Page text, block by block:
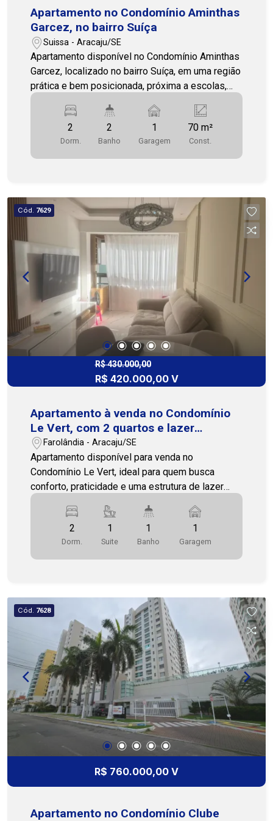
Apartamento no Condomínio Aminthas
Garcez, no bairro Suíça
Suissa - Aracaju/SE
Apartamento disponível no Condomínio Aminthas
Garcez, localizado no bairro Suíça, em uma região
prática e bem posicionada, próxima a escolas,
conveniências que facilitam a rotina. Com 70m² e
posição solar Leste, o imóvel possui uma planta
bem distribuída, oferecendo conforto e
funcionalidade para o dia a dia. A unidade dispõe
ambientes práticos e bem aproveitados. O
condomínio conta com portaria, e o imóvel possui
1 vaga de garagem, trazendo mais comodidade e
segurança para os moradores. Uma boa opção
para quem busca morar em uma localização
acessível, com praticidade e conforto. Agende
uma visita e conheça de perto essa oportunidade.
Nossa equipe está pronta para te atender. Cohab
Premium Imobiliária - PJ 208 (79) 3231-3231
2
Dorm.
2
Banho
1
Garagem
70 m²
Const.
Cód. 7629
R$ 430.000,00
R$ 420.000,00 V
Apartamento à venda no Condomínio
Le Vert, com 2 quartos e lazer
completo
Farolândia - Aracaju/SE
Apartamento disponível para venda no
Condomínio Le Vert, ideal para quem busca
conforto, praticidade e uma estrutura de lazer
completa para o dia a dia. Com 57m² e posição
solar norte/oeste, o imóvel possui ambientes
bem distribuídos, oferecendo funcionalidade e
aconchego para a rotina. O apartamento dispõe
de 2 quartos, sendo 1 suíte, banheiro social, sala
comodidade para os moradores. O condomínio
oferece uma boa estrutura de lazer, com
brinquedoteca, salão de festas, salão de jogos,
piscina adulto e infantil, quadra, parque infantil e
academia, proporcionando conforto e opções de
lazer para toda a família. Uma ótima oportunidade
para quem deseja comprar um imóvel funcional,
bem distribuído e em condomínio com lazer.
Agende uma visita e conheça de perto essa
oportunidade, nossa equipe está pronta para te
atender. Cohab Premium Imobiliária - PJ 208
(79)3231-3231
2
Dorm.
1
Suite
1
Banho
1
Garagem
Cód. 7628
R$ 760.000,00 V
Apartamento no Condomínio Clube